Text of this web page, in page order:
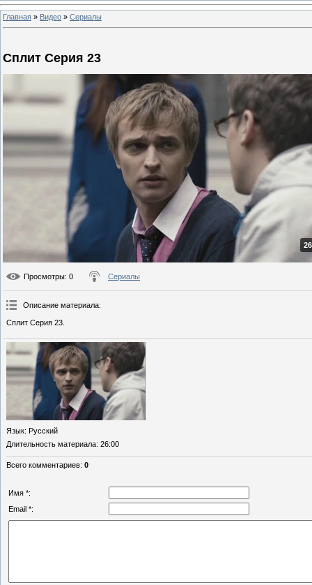
Главная » Видео » Сериалы
Сплит Серия 23
Просмотры: 0 Сериалы
Описание материала:
Сплит Серия 23.
Язык: Русский
Длительность материала: 26:00
Всего комментариев: 0
Имя *:
Email *: